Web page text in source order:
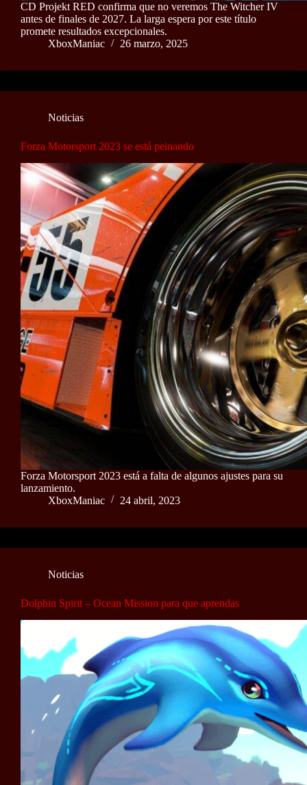
CD Projekt RED confirma que no veremos The Witcher IV
antes de finales de 2027. La larga espera por este título
promete resultados excepcionales.
XboxManiac
26 marzo, 2025
Noticias
Forza Motorsport 2023 se está peinando
Forza Motorsport 2023 está a falta de algunos ajustes para su
lanzamiento.
XboxManiac
24 abril, 2023
Noticias
Dolphin Spirit – Ocean Mission para que aprendas